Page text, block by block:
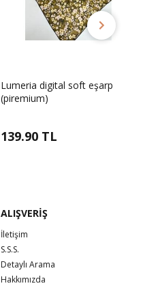
Lumeria digital soft eşarp
(piremium)
139.90 TL
ALIŞVERİŞ
İletişim
S.S.S.
Detaylı Arama
Hakkımızda